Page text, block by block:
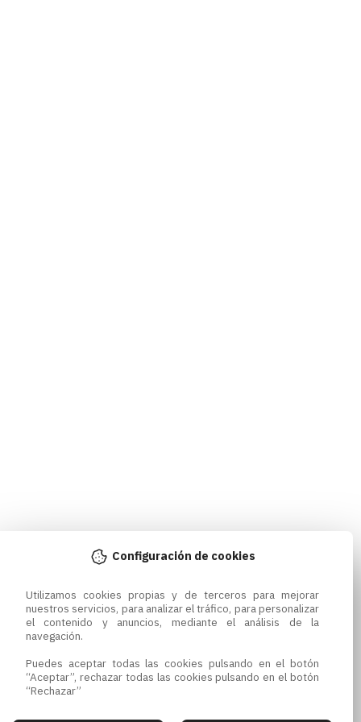
Configuración de cookies
Utilizamos cookies propias y de terceros para mejorar
nuestros servicios, para analizar el tráfico, para personalizar
el contenido y anuncios, mediante el análisis de la
navegación.
Puedes aceptar todas las cookies pulsando en el botón
“Aceptar”, rechazar todas las cookies pulsando en el botón
“Rechazar”